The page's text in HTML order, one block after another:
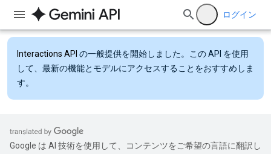
ログイン
Interactions API の一般提供を開始しました。この API を使用
して、最新の機能とモデルにアクセスすることをおすすめしま
す。
Google は AI 技術を使用して、コンテンツをご希望の言語に翻訳し